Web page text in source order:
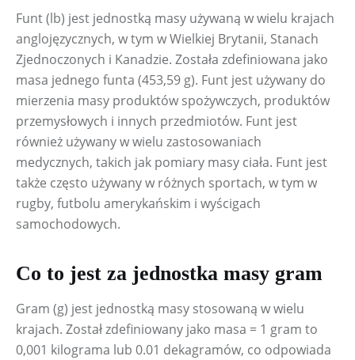
Funt (lb) jest jednostką masy używaną w wielu krajach
anglojęzycznych, w tym w Wielkiej Brytanii, Stanach
Zjednoczonych i Kanadzie. Została zdefiniowana jako
masa jednego funta (453,59 g). Funt jest używany do
mierzenia masy produktów spożywczych, produktów
przemysłowych i innych przedmiotów. Funt jest
również używany w wielu zastosowaniach
medycznych, takich jak pomiary masy ciała. Funt jest
także często używany w różnych sportach, w tym w
rugby, futbolu amerykańskim i wyścigach
samochodowych.
Co to jest za jednostka masy gram
Gram (g) jest jednostką masy stosowaną w wielu
krajach. Został zdefiniowany jako masa = 1 gram to
0,001 kilograma lub 0.01 dekagramów, co odpowiada